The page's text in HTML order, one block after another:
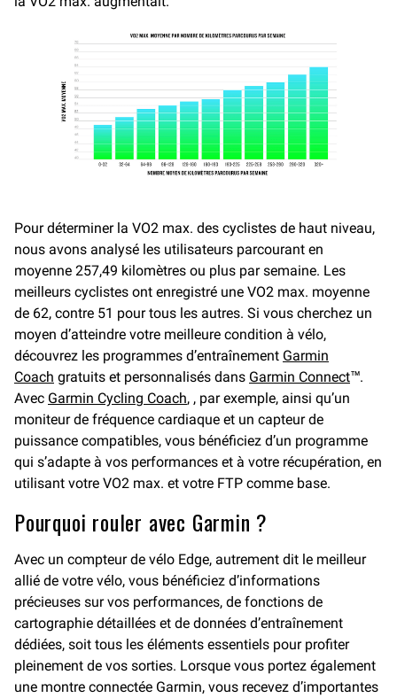
Pour déterminer la VO2 max. des cyclistes de haut niveau,
nous avons analysé les utilisateurs parcourant en
moyenne 257,49 kilomètres ou plus par semaine. Les
meilleurs cyclistes ont enregistré une VO2 max. moyenne
de 62, contre 51 pour tous les autres. Si vous cherchez un
moyen d’atteindre votre meilleure condition à vélo,
découvrez les programmes d’entraînement Garmin
Coach gratuits et personnalisés dans Garmin Connect™.
Avec Garmin Cycling Coach, , par exemple, ainsi qu’un
moniteur de fréquence cardiaque et un capteur de
puissance compatibles, vous bénéficiez d’un programme
qui s’adapte à vos performances et à votre récupération, en
utilisant votre VO2 max. et votre FTP comme base.
Pourquoi rouler avec Garmin ?
Avec un compteur de vélo Edge, autrement dit le meilleur
allié de votre vélo, vous bénéficiez d’informations
précieuses sur vos performances, de fonctions de
cartographie détaillées et de données d’entraînement
dédiées, soit tous les éléments essentiels pour profiter
pleinement de vos sorties. Lorsque vous portez également
une montre connectée Garmin, vous recevez d’importantes